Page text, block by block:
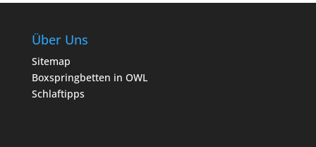
Über Uns
Sitemap
Boxspringbetten in OWL
Schlaftipps